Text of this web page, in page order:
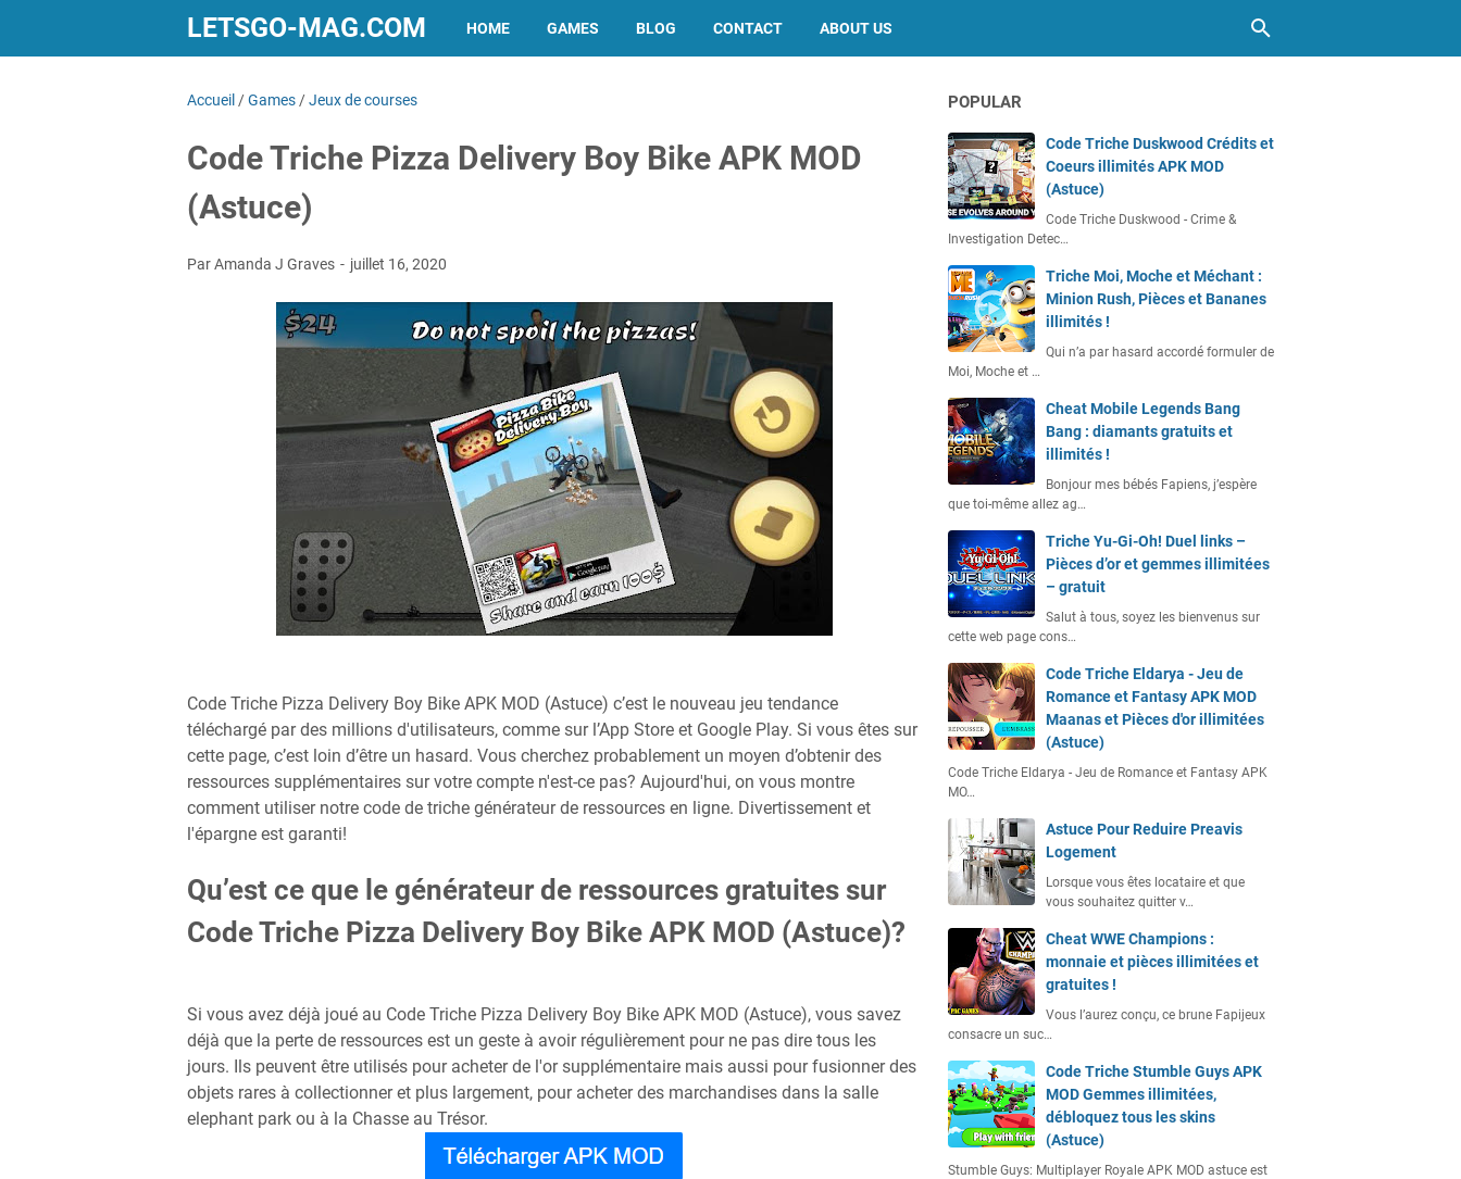
LETSGO-MAG.COM HOME GAMES BLOG CONTACT ABOUT US
Accueil /Games /Jeux de courses
Code Triche Pizza Delivery Boy Bike APK MOD
(Astuce)
Par Amanda J Graves juillet 16, 2020
Code Triche Pizza Delivery Boy Bike APK MOD (Astuce) c’est le nouveau jeu tendance
téléchargé par des millions d'utilisateurs, comme sur l’App Store et Google Play. Si vous êtes sur
cette page, c’est loin d’être un hasard. Vous cherchez probablement un moyen d’obtenir des
ressources supplémentaires sur votre compte n'est-ce pas? Aujourd'hui, on vous montre
comment utiliser notre code de triche générateur de ressources en ligne. Divertissement et
l'épargne est garanti!
Qu’est ce que le générateur de ressources gratuites sur
Code Triche Pizza Delivery Boy Bike APK MOD (Astuce)?
Si vous avez déjà joué au Code Triche Pizza Delivery Boy Bike APK MOD (Astuce), vous savez
déjà que la perte de ressources est un geste à avoir régulièrement pour ne pas dire tous les
jours. Ils peuvent être utilisés pour acheter de l'or supplémentaire mais aussi pour fusionner des
objets rares à collectionner et plus largement, pour acheter des marchandises dans la salle
elephant park ou à la Chasse au Trésor.
POPULAR
Code Triche Duskwood Crédits et
Coeurs illimités APK MOD
(Astuce)
Code Triche Duskwood - Crime &
Investigation Detec…
Triche Moi, Moche et Méchant :
Minion Rush, Pièces et Bananes
illimités !
Qui n’a par hasard accordé formuler de
Moi, Moche et …
Cheat Mobile Legends Bang
Bang : diamants gratuits et
illimités !
Bonjour mes bébés Fapiens, j’espère
que toi-même allez ag…
Triche Yu-Gi-Oh! Duel links –
Pièces d’or et gemmes illimitées
– gratuit
Salut à tous, soyez les bienvenus sur
cette web page cons…
Code Triche Eldarya - Jeu de
Romance et Fantasy APK MOD
Maanas et Pièces d'or illimitées
(Astuce)
Code Triche Eldarya - Jeu de Romance et Fantasy APK
MO…
Astuce Pour Reduire Preavis
Logement
Lorsque vous êtes locataire et que
vous souhaitez quitter v…
Cheat WWE Champions :
monnaie et pièces illimitées et
gratuites !
Vous l’aurez conçu, ce brune Fapijeux
consacre un suc…
Code Triche Stumble Guys APK
MOD Gemmes illimitées,
débloquez tous les skins
(Astuce)
Stumble Guys: Multiplayer Royale APK MOD astuce est